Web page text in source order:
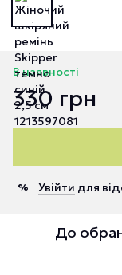
В наявності
330 грн
% Увійти для
До